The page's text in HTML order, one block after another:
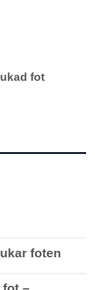
fot
foten